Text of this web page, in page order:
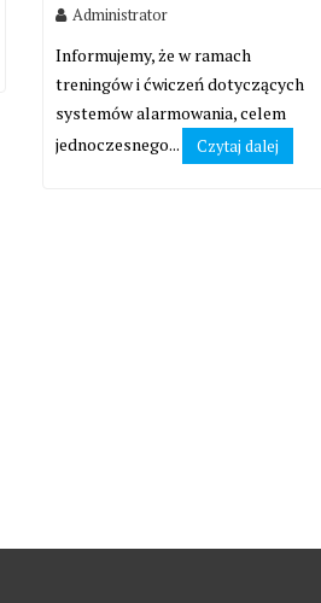
Administrator
Informujemy, że w ramach
treningów i ćwiczeń dotyczących
systemów alarmowania, celem
jednoczesnego...
Czytaj dalej